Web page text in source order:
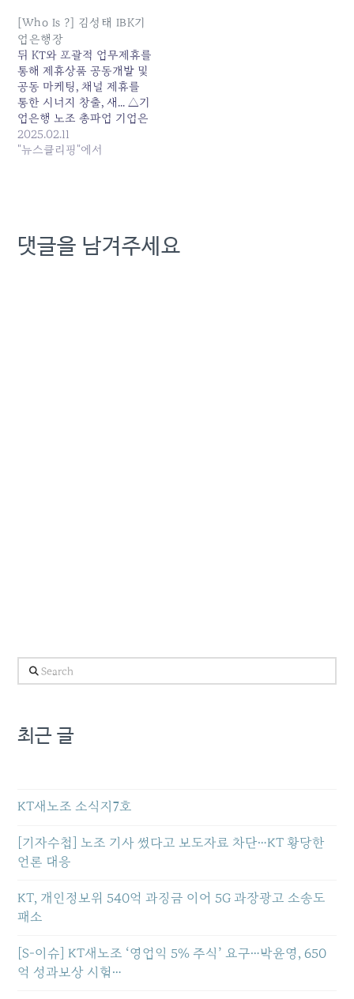
[Who Is ?] 김성태 IBK기
업은행장
뒤 KT와 포괄적 업무제휴를
통해 제휴상품 공동개발 및
공동 마케팅, 채널 제휴를
통한 시너지 창출, 새... △기
업은행 노조 총파업 기업은
행 노동조합이 차별 임금 철
폐와 체불 임금 지급을 이유
2025.02.11
"뉴스클리핑"에서
댓글을 남겨주세요
Search
최근 글
KT새노조 소식지7호
[기자수첩] 노조 기사 썼다고 보도자료 차단…KT 황당한
언론 대응
KT, 개인정보위 540억 과징금 이어 5G 과장광고 소송도
패소
[S-이슈] KT새노조 ‘영업익 5% 주식’ 요구…박윤영, 650
억 성과보상 시험…